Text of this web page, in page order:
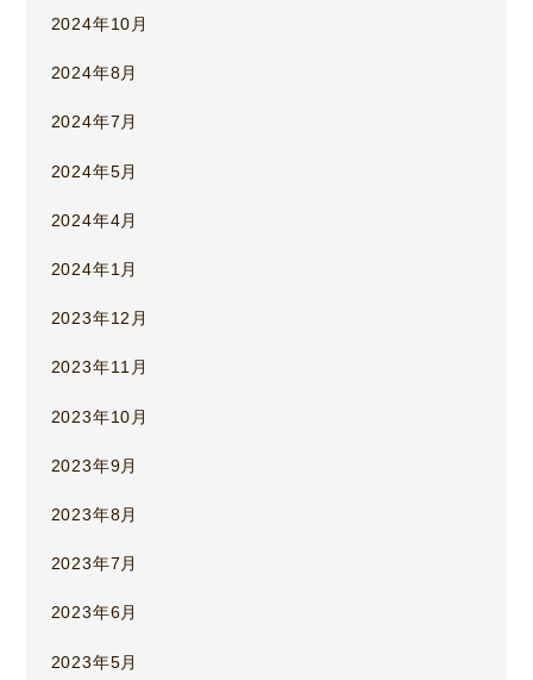
2024年10月
2024年8月
2024年7月
2024年5月
2024年4月
2024年1月
2023年12月
2023年11月
2023年10月
2023年9月
2023年8月
2023年7月
2023年6月
2023年5月